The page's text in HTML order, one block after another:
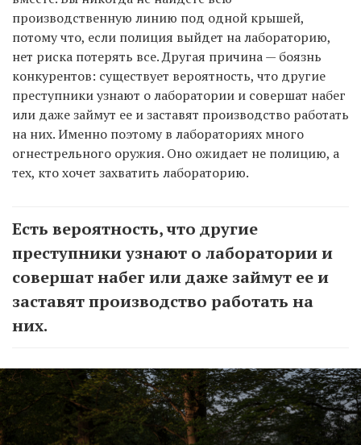
производственную линию под одной крышей,
потому что, если полиция выйдет на лабораторию,
нет риска потерять все. Другая причина — боязнь
конкурентов: существует вероятность, что другие
преступники узнают о лаборатории и совершат набег
или даже займут ее и заставят производство работать
на них. Именно поэтому в лабораториях много
огнестрельного оружия. Оно ожидает не полицию, а
тех, кто хочет захватить лабораторию.
Есть вероятность, что другие
преступники узнают о лаборатории и
совершат набег или даже займут ее и
заставят производство работать на
них.